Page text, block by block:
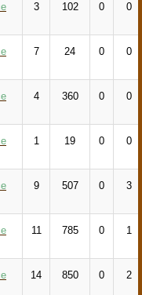
3 102 0 0
7 24 0 0
4 360 0 0
1 19 0 0
9 507 0 3
11 785 0 1
14 850 0 2